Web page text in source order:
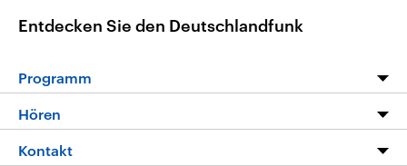
Entdecken Sie den Deutschlandfunk
Programm
Programm
Hören
Livestream
Kontakt